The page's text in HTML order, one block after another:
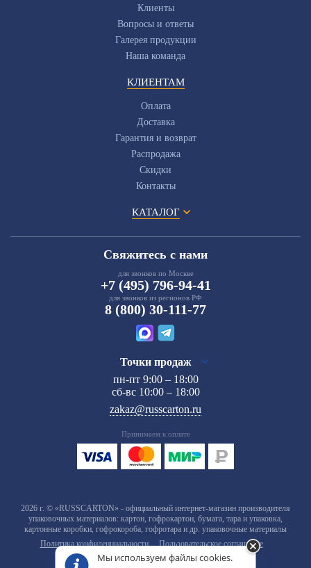
Клиенты
Вопросы и ответы
Галерея продукции
Наша команда
КЛИЕНТАМ
Оплата
Доставка
Гарантия и возврат
Распродажа
Скидки
Контакты
КАТАЛОГ
Свяжитесь с нами
для звонков по Москве
+7 (495) 796-94-41
для звонков из регионов РФ
8 (800) 30-111-77
Точки продаж
пн-пт 9:00 – 18:00
сб-вс 10:00 – 18:00
zakaz@russcarton.ru
Принимаем к оплате
2026 г. © «RUSSCARTON» - официальный интернет-магазин производителя
упаковочных материалов: картон, гофрокартон, бумага, тара и упаковка,
картонные коробки, гофрокороба, гофротара и др. упаковочные материалы
Политика конфиденциальности
Пользовательское соглашение
Мы используем файлы cookies.